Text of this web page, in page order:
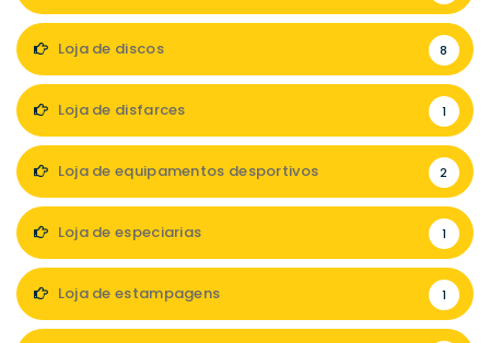
Loja de discos 8
Loja de disfarces 1
Loja de equipamentos desportivos 2
Loja de especiarias 1
Loja de estampagens 1